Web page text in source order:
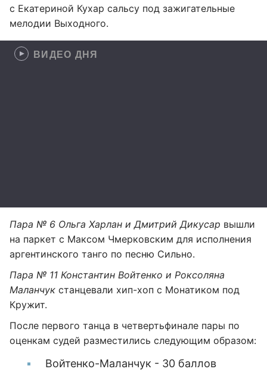
с Екатериной Кухар сальсу под зажигательные
мелодии Выходного.
ВИДЕО ДНЯ
Пара № 6 Ольга Харлан и Дмитрий Дикусар вышли
на паркет с Максом Чмерковским для исполнения
аргентинского танго по песню Сильно.
Пара № 11 Константин Войтенко и Роксоляна
Маланчук станцевали хип-хоп с Монатиком под
Кружит.
После первого танца в четвертьфинале пары по
оценкам судей разместились следующим образом:
Войтенко-Маланчук - 30 баллов